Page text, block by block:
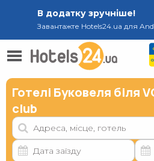
В додатку зручніше!
Завантажте Hotels24.ua для
Готелі Буковеля біля
club